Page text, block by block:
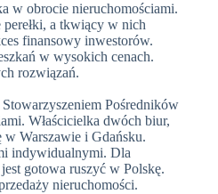
w obrocie nieruchomościami.
a tkwiący w nich
finansowy inwestorów.
w wysokich cenach.
rozwiązań.
Pośredników
Właścicielka dwóch biur,
w Warszawie i Gdańsku.
indywidualnymi. Dla
gotowa ruszyć w Polskę.
nieruchomości.